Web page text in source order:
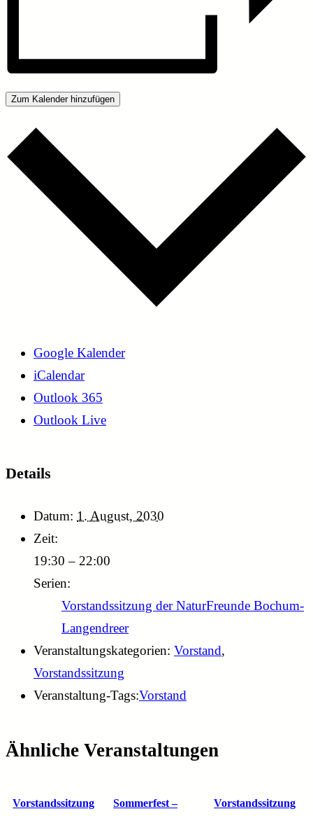
Zum Kalender hinzufügen
Google Kalender
iCalendar
Outlook 365
Outlook Live
Details
Datum: 1. August, 2030
Zeit:
19:30 – 22:00
Serien:
Vorstandssitzung der NaturFreunde Bochum-
Langendreer
Veranstaltungskategorien: Vorstand,
Vorstandssitzung
Veranstaltung-Tags:Vorstand
Ähnliche Veranstaltungen
Vorstandssitzung
Sommerfest –
Vorstandssitzung